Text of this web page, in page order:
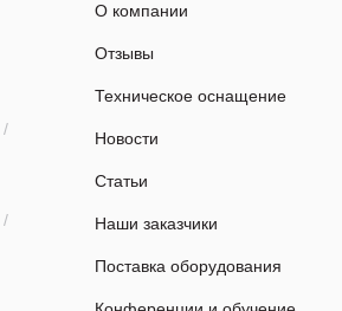
/
/
О компании
Отзывы
Техническое оснащение
Новости
Статьи
Наши заказчики
Поставка оборудования